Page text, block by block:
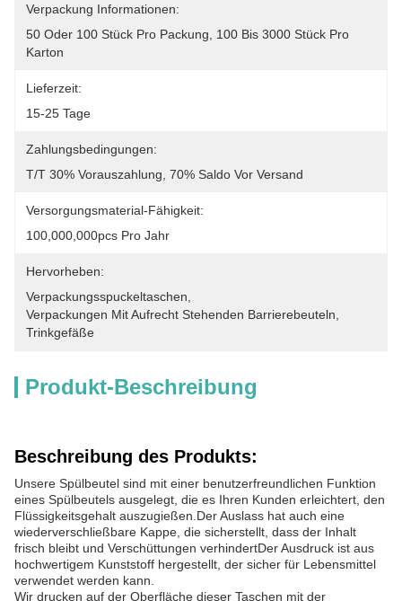
Verpackung Informationen:
50 Oder 100 Stück Pro Packung, 100 Bis 3000 Stück Pro
Karton
Lieferzeit:
15-25 Tage
Zahlungsbedingungen:
T/T 30% Vorauszahlung, 70% Saldo Vor Versand
Versorgungsmaterial-Fähigkeit:
100,000,000pcs Pro Jahr
Hervorheben:
Verpackungsspuckeltaschen
Verpackungen Mit Aufrecht Stehenden Barrierebeuteln
Trinkgefäße
Produkt-Beschreibung
Beschreibung des Produkts:
Unsere Spülbeutel sind mit einer benutzerfreundlichen Funktion
eines Spülbeutels ausgelegt, die es Ihren Kunden erleichtert, den
Flüssigkeitsgehalt auszugießen.Der Auslass hat auch eine
wiederverschließbare Kappe, die sicherstellt, dass der Inhalt
frisch bleibt und Verschüttungen verhindertDer Ausdruck ist aus
hochwertigem Kunststoff hergestellt, der sicher für Lebensmittel
verwendet werden kann.
Wir drucken auf der Oberfläche dieser Taschen mit der